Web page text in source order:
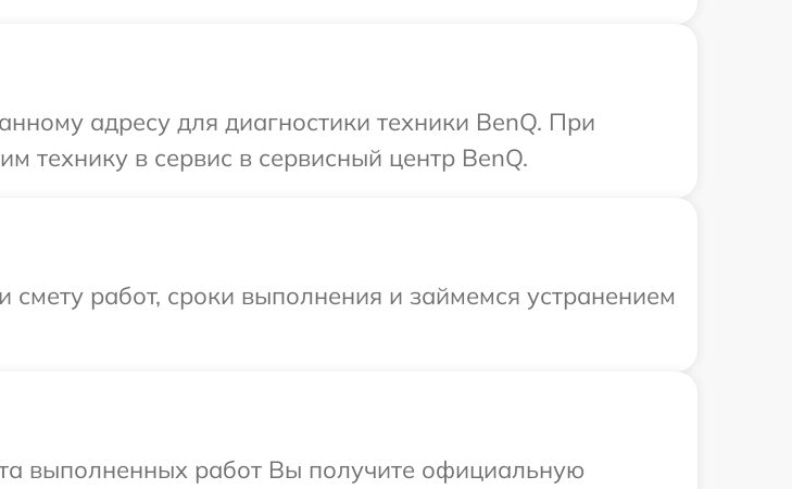
адресу для диагностики техники BenQ. При
технику в сервис в сервисный центр BenQ.
работ, сроки выполнения и займемся устранением
выполненных работ Вы получите официальную